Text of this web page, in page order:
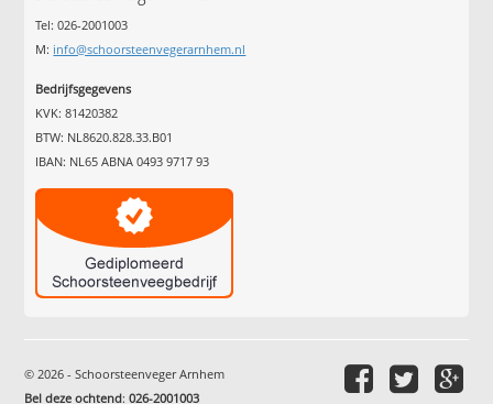
Tel: 026-2001003
M: info@schoorsteenvegerarnhem.nl
Bedrijfsgegevens
KVK: 81420382
BTW: NL8620.828.33.B01
IBAN: NL65 ABNA 0493 9717 93
© 2026 - Schoorsteenveger Arnhem
Bel deze ochtend:026-2001003